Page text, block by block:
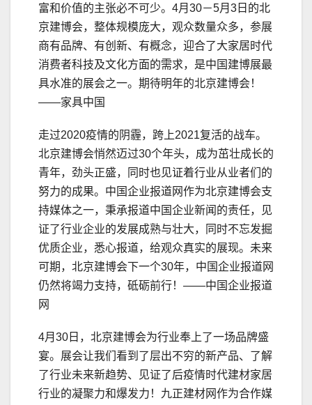
富和价值的主张必不可少。4月30－5月3日的北
京建博会，整体规模庞大，观众数量众多，参展
商有品牌、有创新、有概念，迎合了大家居时代
消费者科技及文化方面的需求，是中国建博展最
具水准的展会之一。期待明年的北京建博会！
——家具中国
走过2020疫情的阴霾，跨上2021复活的战车。
北京建博会悄然迈过30个年头，成为茁壮成长的
青年，劲头正盛，同时也见证着行业从业者们的
努力的成果。中国企业报道网作为北京建博会支
持媒体之一，秉承报道中国企业新闻的责任，见
证了行业企业的发展成熟与壮大，同时不忘发掘
优质企业，悉心报道，给观众真实的展现。未来
可期，北京建博会下一个30年，中国企业报道网
仍然将竭力支持，砥砺前行！——中国企业报道
网
4月30日，北京建博会为行业奉上了一场品牌盛
宴。展会让我们看到了层出不穷的新产品、了解
了行业未来新趋势、见证了后疫情时代建材家居
行业的凝聚力和爆发力！九正建材网作为合作媒